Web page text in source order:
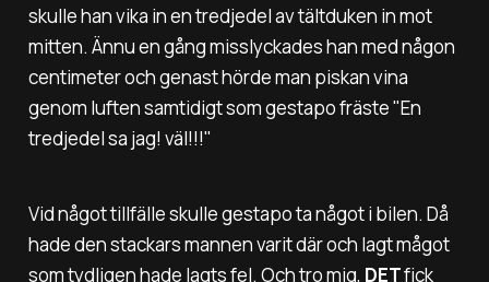
skulle han vika in en tredjedel av tältduken in mot
mitten. Ännu en gång misslyckades han med någon
centimeter och genast hörde man piskan vina
genom luften samtidigt som gestapo fräste "En
tredjedel sa jag! väl!!!"
Vid något tillfälle skulle gestapo ta något i bilen. Då
hade den stackars mannen varit där och lagt mågot
som tydligen hade lagts fel. Och tro mig, DETfick